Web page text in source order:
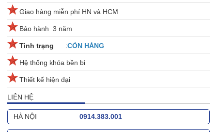
Giao hàng miễn phí HN và HCM
Bảo hành 3 năm
Tinh trạng :CÒN HÀNG
Hệ thống khóa bền bỉ
Thiết kế hiện đại
LIÊN HỆ
HÀ NỘI 0914.383.001